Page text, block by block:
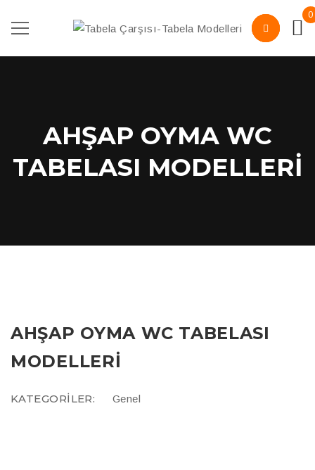
0
AHŞAP OYMA WC
TABELASI MODELLERI
AHŞAP OYMA WC TABELASI
MODELLERI
KATEGORILER: Genel